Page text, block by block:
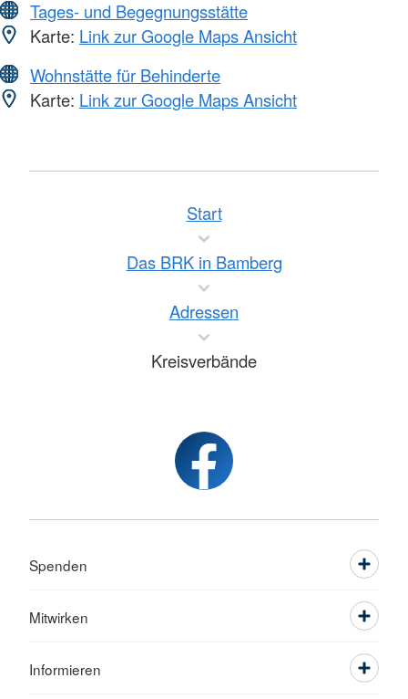
Tages- und Begegnungsstätte
Karte: Link zur Google Maps Ansicht
Wohnstätte für Behinderte
Karte: Link zur Google Maps Ansicht
Start
Das BRK in Bamberg
Adressen
Kreisverbände
Spenden
Mitwirken
Informieren